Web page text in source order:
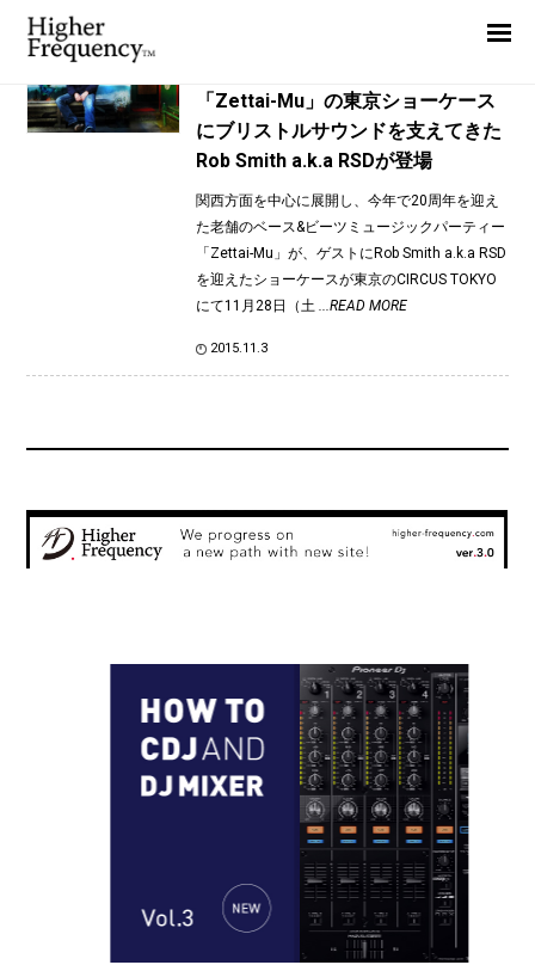
TAG: ZETTAI-MU
「Zettai-Mu」の東京ショーケース
にブリストルサウンドを支えてきた
Rob Smith a.k.a RSDが登場
関西方面を中心に展開し、今年で20周年を迎え
た老舗のベース&ビーツミュージックパーティー
「Zettai-Mu」が、ゲストにRob Smith a.k.a RSD
を迎えたショーケースが東京のCIRCUS TOKYO
にて11月28日（土 ...READ MORE
2015.11.3
News
Interview
Report